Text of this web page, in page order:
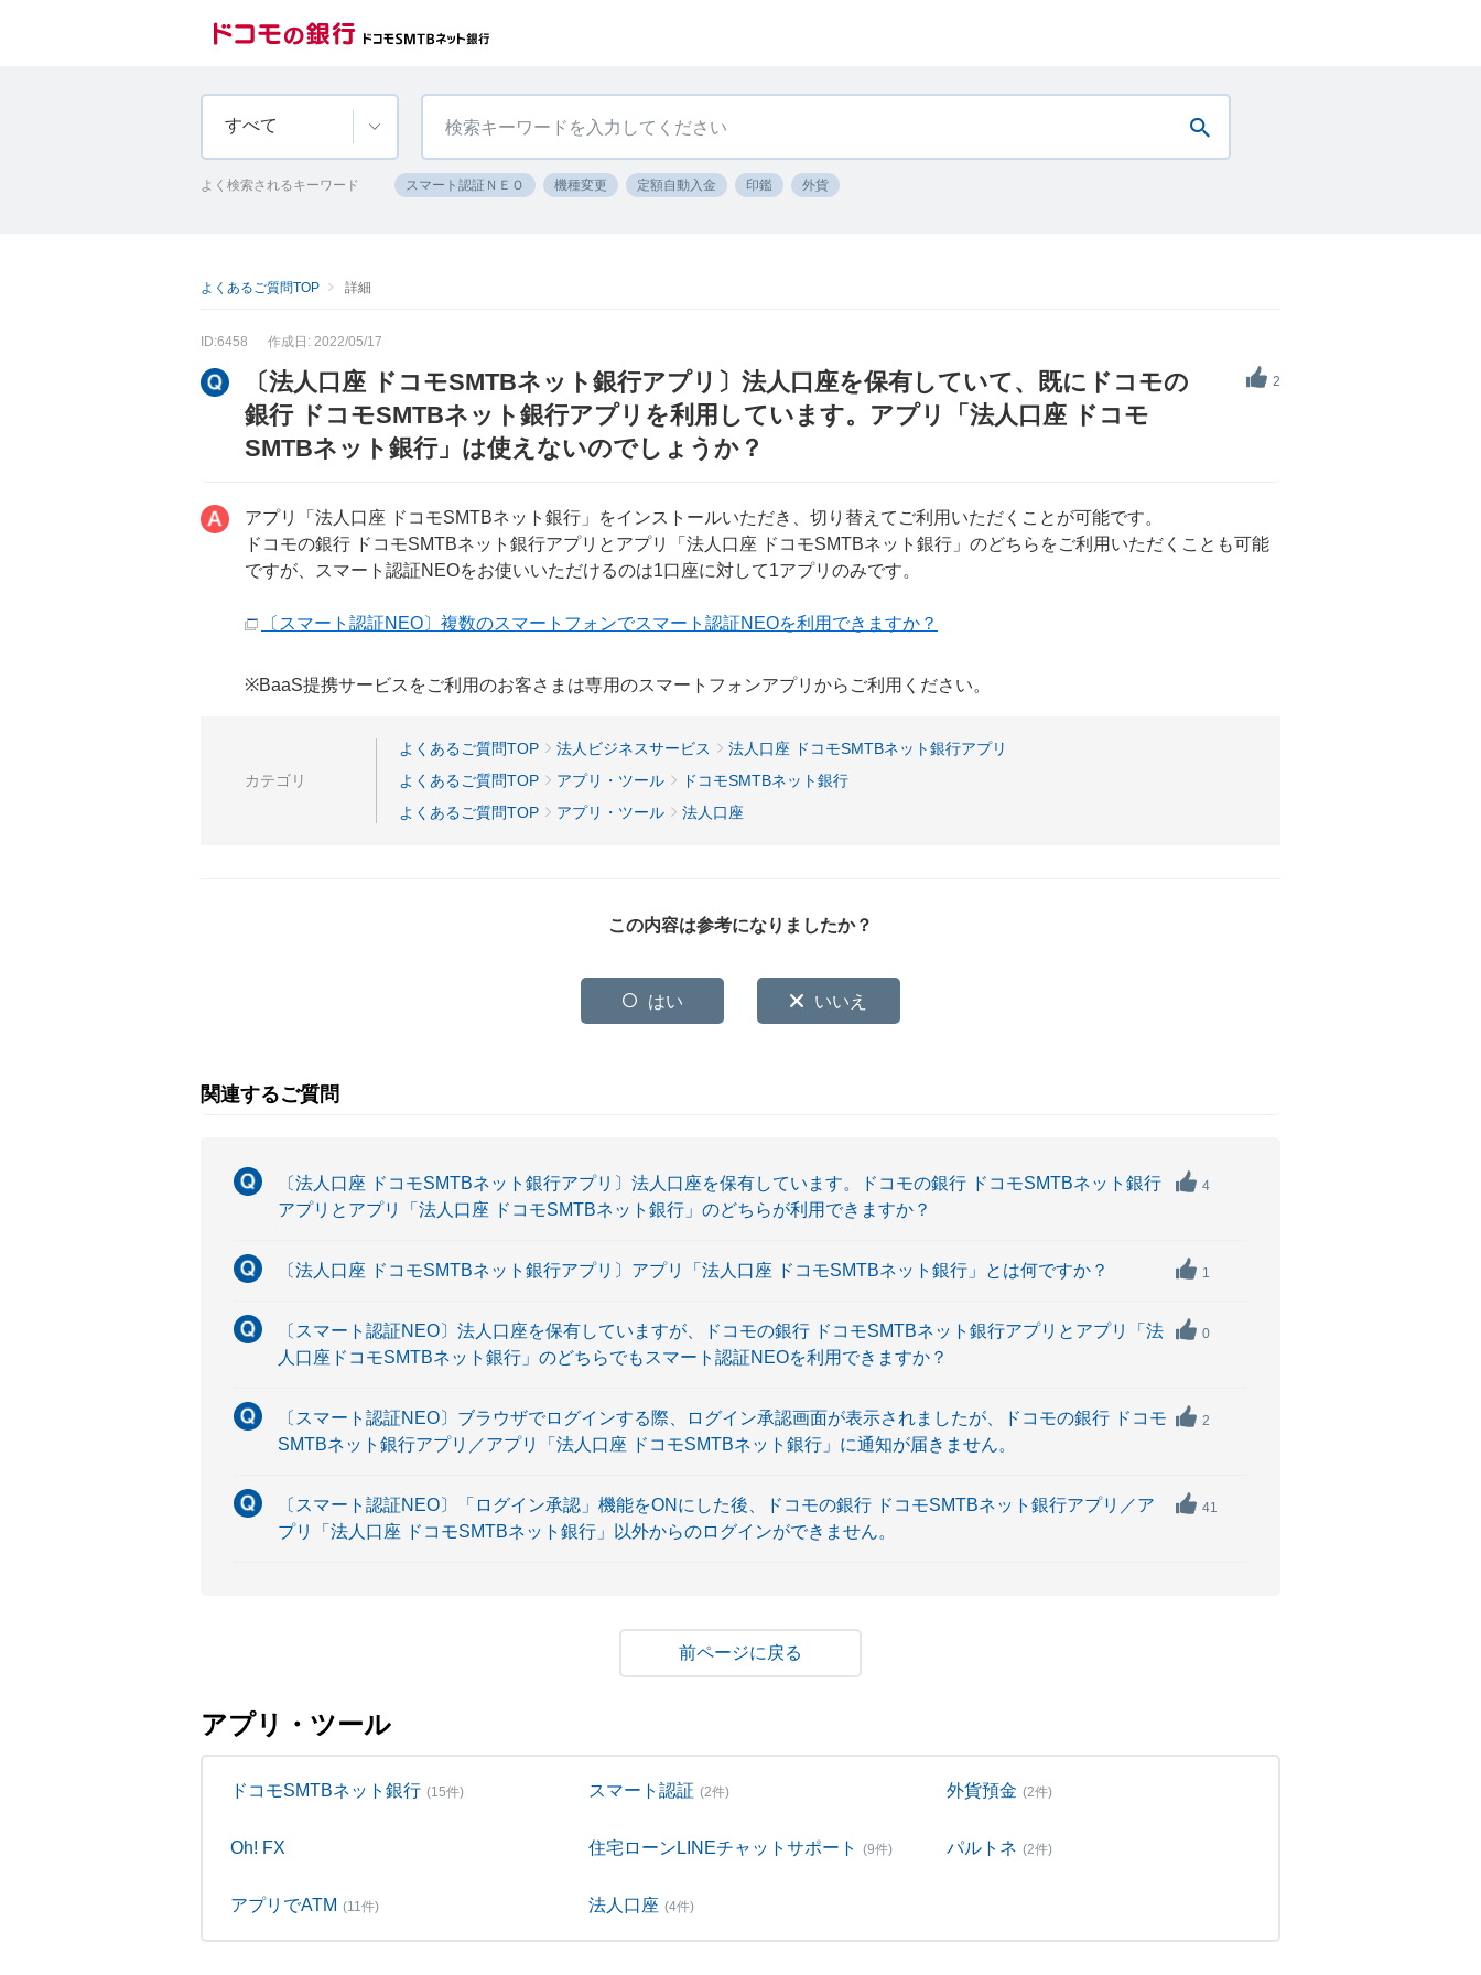
すべて
よく検索されるキーワード スマート認証ＮＥＯ 機種変更 定額自動入金 印鑑 外貨
よくあるご質問TOP 詳細
ID:6458 作成日: 2022/05/17
2
〔法人口座 ドコモSMTBネット銀行アプリ〕法人口座を保有していて、既にドコモの
銀行 ドコモSMTBネット銀行アプリを利用しています。アプリ「法人口座 ドコモ
SMTBネット銀行」は使えないのでしょうか？
アプリ「法人口座 ドコモSMTBネット銀行」をインストールいただき、切り替えてご利用いただくことが可能です。
ドコモの銀行 ドコモSMTBネット銀行アプリとアプリ「法人口座 ドコモSMTBネット銀行」のどちらをご利用いただくことも可能
ですが、スマート認証NEOをお使いいただけるのは1口座に対して1アプリのみです。
〔スマート認証NEO〕複数のスマートフォンでスマート認証NEOを利用できますか？
※BaaS提携サービスをご利用のお客さまは専用のスマートフォンアプリからご利用ください。
カテゴリ
よくあるご質問TOP 法人ビジネスサービス
法人口座 ドコモSMTBネット銀行アプリ
よくあるご質問TOP
アプリ・ツール
ドコモSMTBネット銀行
よくあるご質問TOP
アプリ・ツール 法人口座
この内容は参考になりましたか？
はい いいえ
関連するご質問
〔法人口座 ドコモSMTBネット銀行アプリ〕法人口座を保有しています。ドコモの銀行 ドコモSMTBネット銀行
アプリとアプリ「法人口座 ドコモSMTBネット銀行」のどちらが利用できますか？
4
〔法人口座 ドコモSMTBネット銀行アプリ〕アプリ「法人口座 ドコモSMTBネット銀行」とは何ですか？ 1
〔スマート認証NEO〕法人口座を保有していますが、ドコモの銀行 ドコモSMTBネット銀行アプリとアプリ「法
人口座ドコモSMTBネット銀行」のどちらでもスマート認証NEOを利用できますか？
0
〔スマート認証NEO〕ブラウザでログインする際、ログイン承認画面が表示されましたが、ドコモの銀行 ドコモ
SMTBネット銀行アプリ／アプリ「法人口座 ドコモSMTBネット銀行」に通知が届きません。
2
〔スマート認証NEO〕「ログイン承認」機能をONにした後、ドコモの銀行 ドコモSMTBネット銀行アプリ／ア
プリ「法人口座 ドコモSMTBネット銀行」以外からのログインができません。
41
戻る
アプリ・ツール
ドコモSMTBネット銀行 (15件) スマート認証 (2件) 外貨預金 (2件)
Oh! FX 住宅ローンLINEチャットサポート (9件) パルトネ (2件)
アプリでATM (11件) 法人口座 (4件)